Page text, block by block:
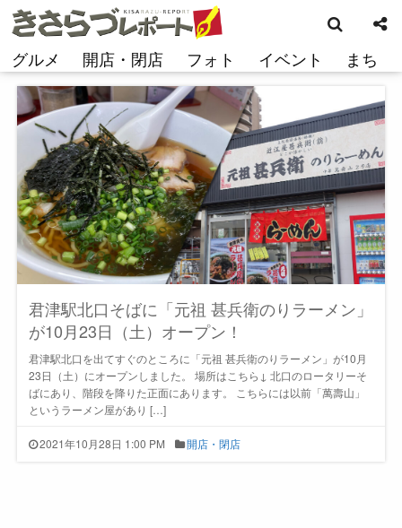
コ
ン
ン
グルメ 開店・閉店 フォト イベント まち
索
君津駅北口そばに「元祖 甚兵衛のりラーメン」
が10月23日（土）オープン！
君津駅北口を出てすぐのところに「元祖 甚兵衛のりラーメン」が10月
23日（土）にオープンしました。 場所はこちら↓ 北口のロータリーそ
ばにあり、階段を降りた正面にあります。 こちらには以前「萬壽山」
というラーメン屋があり […]
2021年10月28日 1:00 PM 開店・閉店